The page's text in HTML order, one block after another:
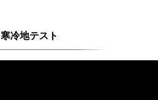
寒冷地テスト